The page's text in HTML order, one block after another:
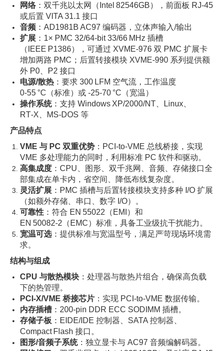
网络：双千兆以太网（Intel 82546GB），前面板 RJ‑45
或后置 VITA 31.1 接口
音频 ：AD1981B AC97 编码器，立体声输入/输出
扩展 ：1× PMC 32/64‑bit 33/66 MHz 插槽
（IEEE P1386），可通过 XVME‑976 双 PMC 扩展卡
增加两路 PMC；后置转接模块 XVME‑990 系列提供额
外 P0、P2 接口
电源/散热 ：要求 300 LFM 空气流，工作温度
0‑55 °C（标准）或 -25‑70 °C（宽温）
操作系统：支持 Windows XP/2000/NT、Linux、
RT‑X、MS‑DOS 等
产品特点
VME 与 PC 双重优势 ：PCI‑to‑VME 总线桥接，实现
VME 多处理能力的同时，利用标准 PC 软件和驱动。
高集成度 ：CPU、图形、双千兆网、音频、存储接口全
部集成在单卡内，省空间、降低布线复杂度。
灵活扩展 ：PMC 插槽与后置转接模块支持多种 I/O 扩展
（如额外存储、串口、数字 I/O）。
可靠性 ：符合 EN 55022（EMI）和
EN 50082‑2（EMC）标准，具备工业级抗干扰能力。
宽温可选：提供标准与宽温型号，满足严苛现场环境需
求。
结构与组成
CPU 与散热模块 ：处理器与散热片组合，确保高负载
下的热管理。
PCI‑X/VME 桥接芯片 ：实现 PCI‑to‑VME 数据传输。
内存插槽 ：200‑pin DDR ECC SODIMM 插槽。
存储子板 ：EIDE/IDE 控制器、SATA 控制器、
Compact Flash 接口。
图形/音频子系统：独立显卡与 AC97 音频编解码器。